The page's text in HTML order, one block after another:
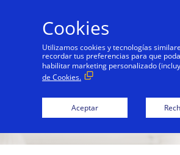
Cookies
Utilizamos cookies y tecnologías
recordar tus preferencias para que
habilitar marketing personalizado
de Cookies.
Aceptar